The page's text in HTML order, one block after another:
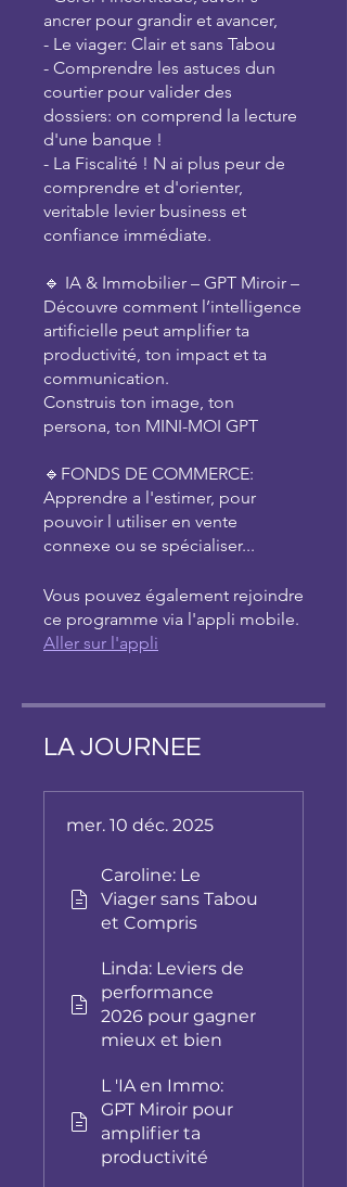
ancrer pour grandir et avancer,
- Le viager: Clair et sans Tabou
- Comprendre les astuces dun
courtier pour valider des
dossiers: on comprend la lecture
d'une banque !
- La Fiscalité ! N ai plus peur de
comprendre et d'orienter,
veritable levier business et
confiance immédiate.
🔹 IA & Immobilier – GPT Miroir –
Découvre comment l’intelligence
artificielle peut amplifier ta
productivité, ton impact et ta
communication.
Construis ton image, ton
persona, ton MINI-MOI GPT
🔹FONDS DE COMMERCE:
Apprendre a l'estimer, pour
pouvoir l utiliser en vente
Vous pouvez également rejoindre
ce programme via l'appli mobile.
Aller sur l'appli
LA JOURNEE
mer. 10 déc. 2025
Caroline: Le
Viager sans Tabou
et Compris
Linda: Leviers de
performance
2026 pour gagner
mieux et bien
L 'IA en Immo:
GPT Miroir pour
amplifier ta
productivité